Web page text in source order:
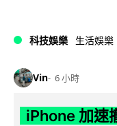
科技娛樂 生活娛樂
Vin 6 小時
iPhone 加速